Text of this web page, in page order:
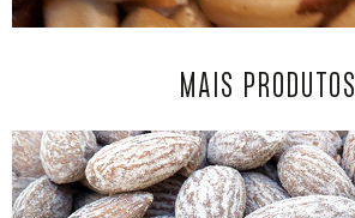
MAIS PRODUTOS